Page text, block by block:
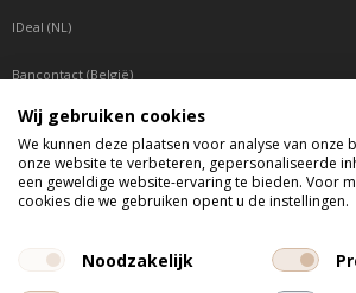
IDeal (NL)
Bancontact (België)
Sepa betaling (Overige landen)
Telefonisch bereikbaar
Wij gebruiken cookies
We kunnen deze plaatsen voor analyse van onze
onze website te verbeteren, gepersonaliseerde
een geweldige website-ervaring te bieden. Voor
cookies die we gebruiken opent u de instellingen.
Noodzakelijk